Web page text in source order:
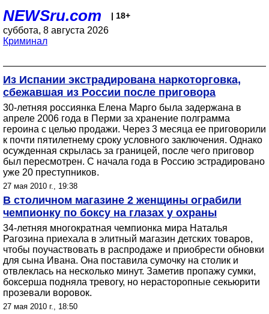
NEWSru.com | 18+
суббота, 8 августа 2026
Криминал
Из Испании экстрадирована наркоторговка,
сбежавшая из России после приговора
30-летняя россиянка Елена Марго была задержана в
апреле 2006 года в Перми за хранение полграмма
героина с целью продажи. Через 3 месяца ее приговорили
к почти пятилетнему сроку условного заключения. Однако
осужденная скрылась за границей, после чего приговор
был пересмотрен. С начала года в Россию эстрадировано
уже 20 преступников.
27 мая 2010 г., 19:38
В столичном магазине 2 женщины ограбили
чемпионку по боксу на глазах у охраны
34-летняя многократная чемпионка мира Наталья
Рагозина приехала в элитный магазин детских товаров,
чтобы поучаствовать в распродаже и приобрести обновки
для сына Ивана. Она поставила сумочку на столик и
отвлеклась на несколько минут. Заметив пропажу сумки,
боксерша подняла тревогу, но нерасторопные секьюрити
прозевали воровок.
27 мая 2010 г., 18:50